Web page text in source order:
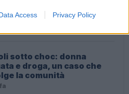
Access Privacy Policy
sotto choc: donna
e droga, un caso che
la comunità